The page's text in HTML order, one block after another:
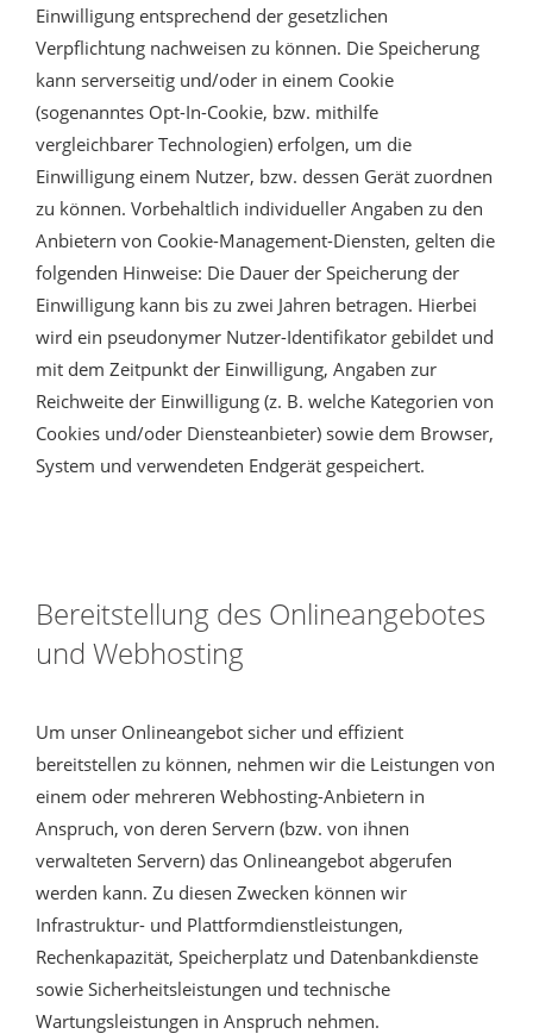
Einwilligung entsprechend der gesetzlichen
Verpflichtung nachweisen zu können. Die Speicherung
kann serverseitig und/oder in einem Cookie
(sogenanntes Opt-In-Cookie, bzw. mithilfe
vergleichbarer Technologien) erfolgen, um die
Einwilligung einem Nutzer, bzw. dessen Gerät zuordnen
zu können. Vorbehaltlich individueller Angaben zu den
Anbietern von Cookie-Management-Diensten, gelten die
folgenden Hinweise: Die Dauer der Speicherung der
Einwilligung kann bis zu zwei Jahren betragen. Hierbei
wird ein pseudonymer Nutzer-Identifikator gebildet und
mit dem Zeitpunkt der Einwilligung, Angaben zur
Reichweite der Einwilligung (z. B. welche Kategorien von
Cookies und/oder Diensteanbieter) sowie dem Browser,
System und verwendeten Endgerät gespeichert.
Bereitstellung des Onlineangebotes
und Webhosting
Um unser Onlineangebot sicher und effizient
bereitstellen zu können, nehmen wir die Leistungen von
einem oder mehreren Webhosting-Anbietern in
Anspruch, von deren Servern (bzw. von ihnen
verwalteten Servern) das Onlineangebot abgerufen
werden kann. Zu diesen Zwecken können wir
Infrastruktur- und Plattformdienstleistungen,
Rechenkapazität, Speicherplatz und Datenbankdienste
sowie Sicherheitsleistungen und technische
Wartungsleistungen in Anspruch nehmen.